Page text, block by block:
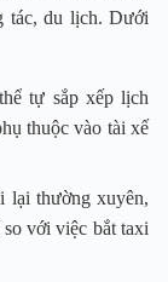
tác, du lịch. Dưới
tự sắp xếp lịch
thuộc vào tài xế
lại thường xuyên,
với việc bắt taxi